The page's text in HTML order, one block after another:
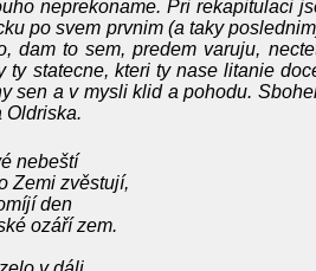
neprekoname. Pri rekapitulaci
po svem prvnim (a taky
dam to sem, predem varuju,
ty statecne, kteri ty nase litanie
sen a v mysli klid a pohodu.
Oldriska.
nebeští
Zemi zvěstují,
den
ozáří zem.